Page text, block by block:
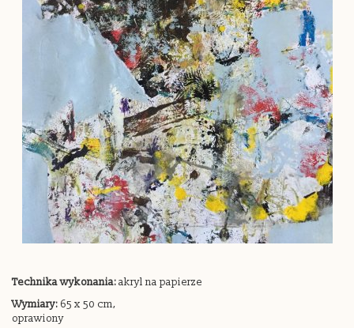
Technika wykonania:akryl na papierze
Wymiary: 65 x 50 cm,
oprawiony